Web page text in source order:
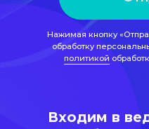
и объединения
РЕЙТИНГ
ЮРИДИЧЕСКИХ
КОМПАНИЙ
ЛУЧШИЕ